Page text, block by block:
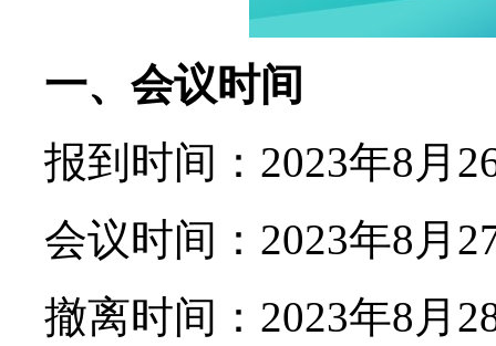
一、会议时间
报到时间：2023年8月
会议时间：2023年8月
撤离时间：2023年8月